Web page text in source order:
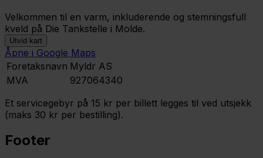
Velkommen til en varm, inkluderende og stemningsfull
kveld på Die Tankstelle i Molde.
Utvid kart
Åpne i Google Maps
Foretaksnavn Myldr AS
MVA
927064340
Et servicegebyr på 15 kr per billett legges til ved utsjekk
(maks 30 kr per bestilling).
Footer